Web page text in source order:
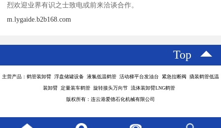
烈欢迎业界有识之士致电或前来洽谈合作。
m.lygaide.b2b168.com
Top
主营产品：鹤管装卸臂 浮盘储罐设备 液氯低温鹤管 活动梯平台发油台 紧急拉断阀 撬装鹤管低温
装卸臂 定量装车鹤管 旋转接头万向节 流体装卸臂LNG鹤管
版权所有：连云港爱德石化机械有限公司